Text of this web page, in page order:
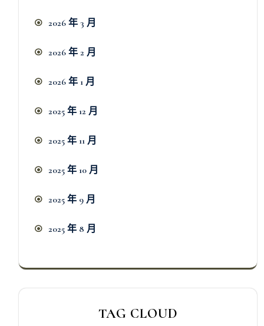
2026 年 3 月
2026 年 2 月
2026 年 1 月
2025 年 12 月
2025 年 11 月
2025 年 10 月
2025 年 9 月
2025 年 8 月
TAG CLOUD